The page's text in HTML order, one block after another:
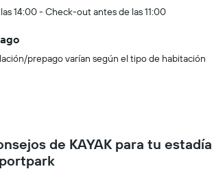
14:00 - Check-out antes de las 11:00
prepago varían según el tipo de habitación
de KAYAK para tu estadía